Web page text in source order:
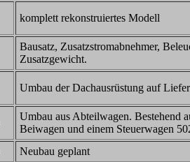
komplett rekonstruiertes Modell
Bausatz, Zusatzstromabnehmer,
Zusatzgewicht.
Umbau der Dachausrüstung auf
Umbau aus Abteilwagen. Bestehend
Beiwagen und einem Steuerwagen
Neubau geplant